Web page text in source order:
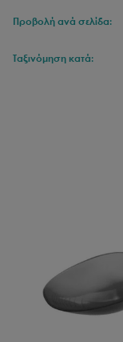
Προβολή ανά σελίδα:
Ταξινόμηση κατά: